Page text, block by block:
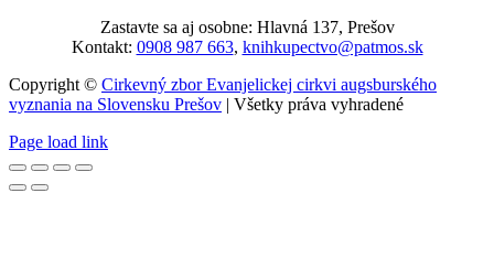
Zastavte sa aj osobne: Hlavná 137, Prešov
Kontakt: 0908 987 663, knihkupectvo@patmos.sk
Copyright © Cirkevný zbor Evanjelickej cirkvi augsburského
vyznania na Slovensku Prešov | Všetky práva vyhradené
Page load link